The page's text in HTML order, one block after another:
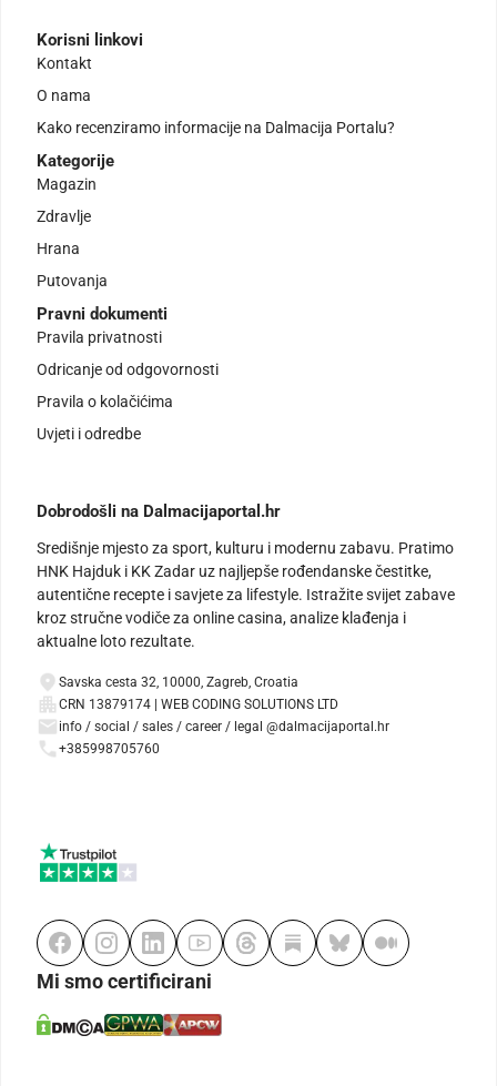
Korisni linkovi
Kontakt
O nama
Kako recenziramo informacije na Dalmacija Portalu?
Kategorije
Magazin
Zdravlje
Hrana
Putovanja
Pravni dokumenti
Pravila privatnosti
Odricanje od odgovornosti
Pravila o kolačićima
Uvjeti i odredbe
Dobrodošli na Dalmacijaportal.hr
Središnje mjesto za sport, kulturu i modernu zabavu. Pratimo
HNK Hajduk i KK Zadar uz najljepše rođendanske čestitke,
autentične recepte i savjete za lifestyle. Istražite svijet zabave
kroz stručne vodiče za online casina, analize klađenja i
aktualne loto rezultate.
Savska cesta 32, 10000, Zagreb, Croatia
CRN 13879174 | WEB CODING SOLUTIONS LTD
info / social / sales / career / legal @dalmacijaportal.hr
+385998705760
Mi smo certificirani